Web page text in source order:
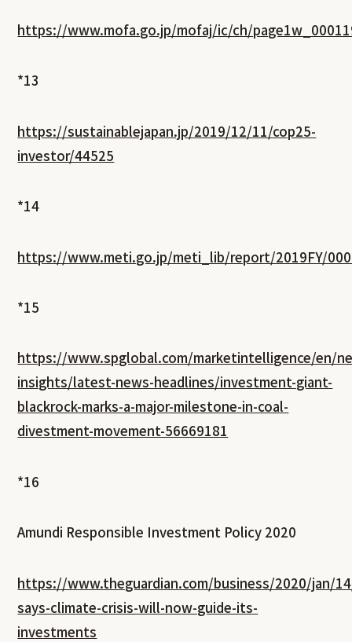
https://www.mofa.go.jp/mofaj/ic/ch/
*13
https://sustainablejapan.jp/2019/12/11/cop25-
investor/44525
*14
https://www.meti.go.jp/meti_lib/report/2019FY/
*15
https://www.spglobal.com/marketintelligence/en/
insights/latest-news-headlines/investment-giant-
blackrock-marks-a-major-milestone-in-coal-
divestment-movement-56669181
*16
Amundi Responsible Investment Policy 2020
https://www.theguardian.com/business/2020/jan/
says-climate-crisis-will-now-guide-its-
investments